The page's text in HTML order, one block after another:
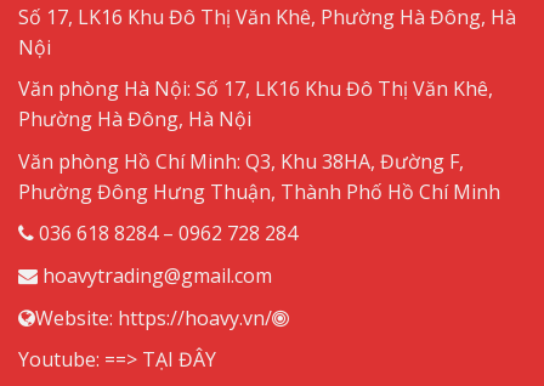
Số 17, LK16 Khu Đô Thị Văn Khê, Phường Hà Đông, Hà
Nội
Văn phòng Hà Nội: Số 17, LK16 Khu Đô Thị Văn Khê,
Phường Hà Đông, Hà Nội
Văn phòng Hồ Chí Minh: Q3, Khu 38HA, Đường F,
Phường Đông Hưng Thuận, Thành Phố Hồ Chí Minh
036 618 8284 – 0962 728 284
hoavytrading@gmail.com
Website: https://hoavy.vn/
Youtube: ==> TẠI ĐÂY